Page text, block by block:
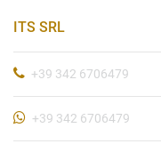
ITS SRL
+39 342 6706479
+39 342 6706479